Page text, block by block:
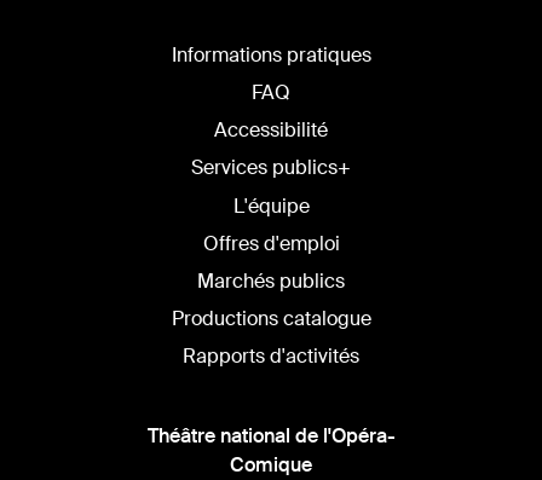
Informations pratiques
FAQ
Accessibilité
Services publics+
L'équipe
Offres d'emploi
Marchés publics
Productions catalogue
Rapports d'activités
Théâtre national de l'Opéra-
Comique